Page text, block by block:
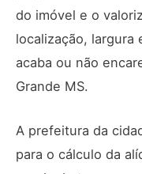
do imóvel e o
localização, largura
acaba ou não
Grande MS.
A prefeitura da
para o cálculo da